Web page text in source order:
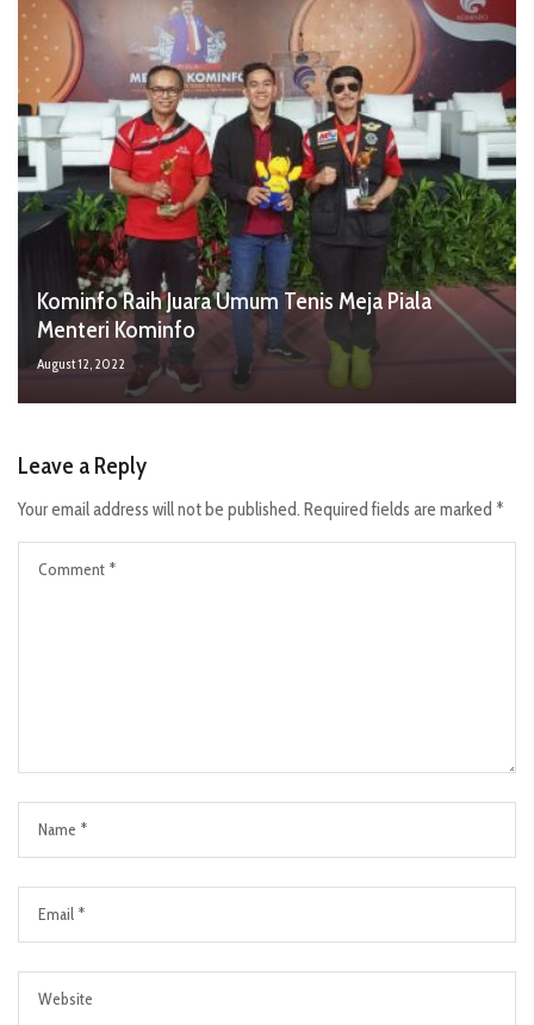
Kominfo Raih Juara Umum Tenis Meja Piala
Menteri Kominfo
August 12, 2022
Leave a Reply
Your email address will not be published. Required fields are marked *